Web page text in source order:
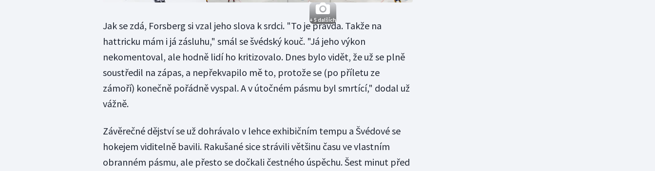
+ 5 dalších
Jak se zdá, Forsberg si vzal jeho slova k srdci. "To je pravda. Takže na
hattricku mám i já zásluhu," smál se švédský kouč. "Já jeho výkon
nekomentoval, ale hodně lidí ho kritizovalo. Dnes bylo vidět, že už se plně
soustředil na zápas, a nepřekvapilo mě to, protože se (po příletu ze
zámoří) konečně pořádně vyspal. A v útočném pásmu byl smrtící," dodal už
vážně.
Závěrečné dějství se už dohrávalo v lehce exhibičním tempu a Švédové se
hokejem viditelně bavili. Rakušané sice strávili většinu času ve vlastním
obranném pásmu, ale přesto se dočkali čestného úspěchu. Šest minut před